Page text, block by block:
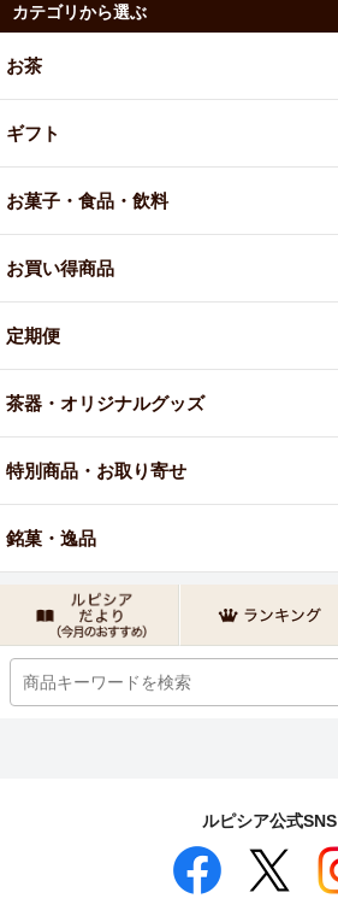
カテゴリから選ぶ
お茶
ギフト
お菓子・食品・飲料
お買い得商品
定期便
茶器・オリジナルグッズ
特別商品・お取り寄せ
銘菓・逸品
ルピシア公式SNS